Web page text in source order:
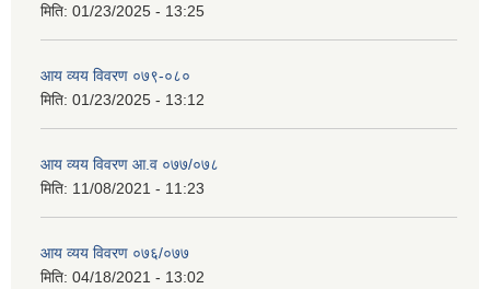
मिति: 01/23/2025 - 13:25
आय व्यय विवरण ०७९-०८०
मिति: 01/23/2025 - 13:12
आय व्यय विवरण आ.व ०७७/०७८
मिति: 11/08/2021 - 11:23
आय व्यय विवरण ०७६/०७७
मिति: 04/18/2021 - 13:02